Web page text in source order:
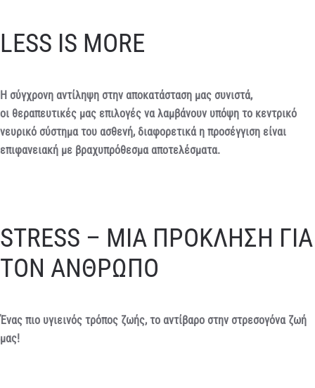
LESS IS MORE
Η σύγχρονη αντίληψη στην αποκατάσταση μας συνιστά,
οι θεραπευτικές μας επιλογές να λαμβάνουν υπόψη το κεντρικό
νευρικό σύστημα του ασθενή, διαφορετικά η προσέγγιση είναι
επιφανειακή με βραχυπρόθεσμα αποτελέσματα.
STRESS – ΜΙΑ ΠΡΟΚΛΗΣΗ ΓΙΑ
ΤΟΝ ΑΝΘΡΩΠΟ
Ένας πιο υγιεινός τρόπος ζωής, το αντίβαρο στην στρεσογόνα ζωή
μας!